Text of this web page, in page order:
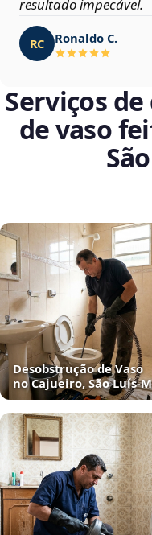
resultado impecável.
RC Ronaldo C.
Serviços
de vaso
Desobstrução de Vaso
no Cajueiro, São